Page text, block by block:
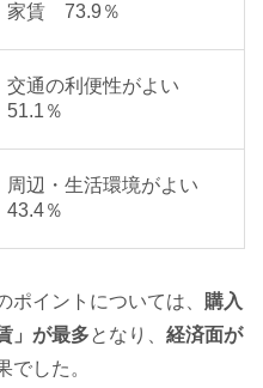
家賃 73.9％
交通の利便性がよい
51.1％
周辺・生活環境がよい
43.4％
イントについては、 購入
」が最多となり、 経済面が
でした。